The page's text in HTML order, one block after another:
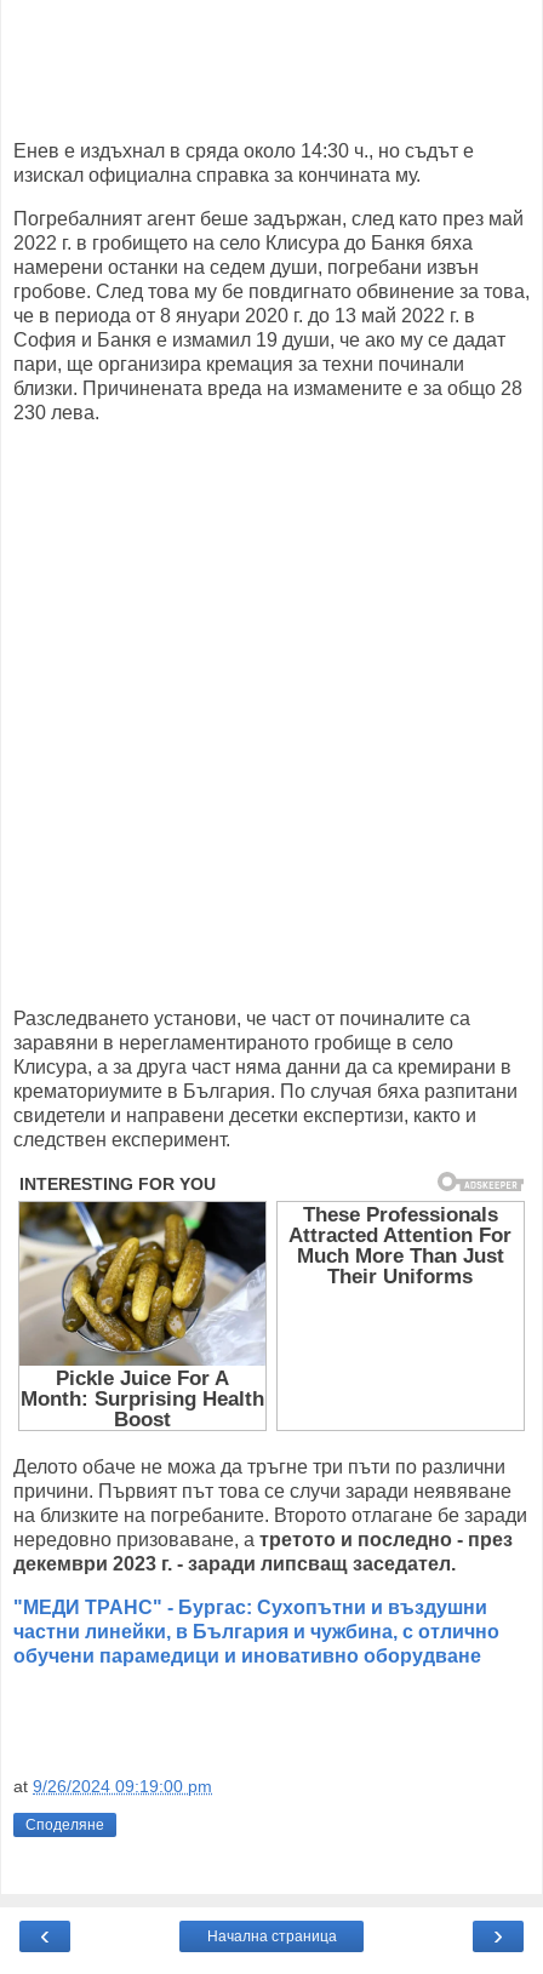
Енев е издъхнал в сряда около 14:30 ч., но съдът е
изискал официална справка за кончината му.
Погребалният агент беше задържан, след като през май
2022 г. в гробището на село Клисура до Банкя бяха
намерени останки на седем души, погребани извън
гробове. След това му бе повдигнато обвинение за това,
че в периода от 8 януари 2020 г. до 13 май 2022 г. в
София и Банкя е измамил 19 души, че ако му се дадат
пари, ще организира кремация за техни починали
близки. Причинената вреда на измамените е за общо 28
230 лева.
Разследването установи, че част от починалите са
заравяни в нерегламентираното гробище в село
Клисура, а за друга част няма данни да са кремирани в
крематориумите в България. По случая бяха разпитани
свидетели и направени десетки експертизи, както и
следствен експеримент.
Делото обаче не можа да тръгне три пъти по различни
причини. Първият път това се случи заради неявяване
на близките на погребаните. Второто отлагане бе заради
нередовно призоваване, а третото и последно - през
декември 2023 г. - заради липсващ заседател.
"МЕДИ ТРАНС" - Бургас: Сухопътни и въздушни
частни линейки, в България и чужбина, с отлично
обучени парамедици и иновативно оборудване
at 9/26/2024 09:19:00 pm
Споделяне
‹ ›
Начална страница